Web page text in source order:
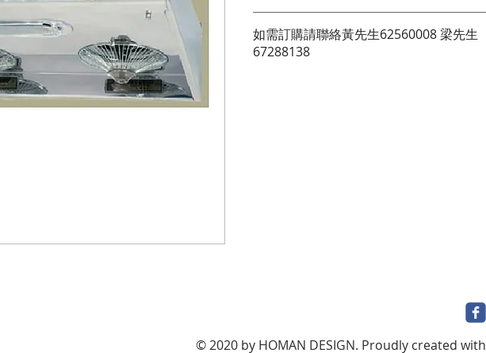
雙摩打
如需訂購請聯絡黃先生62560008 梁先生
67288138
​© 2020 by HOMAN DESIGN. Proudly created with